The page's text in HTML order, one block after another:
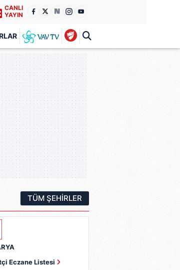
CANLI
YAYIN
TÜM ŞEHIRLER
Eczane Listesi